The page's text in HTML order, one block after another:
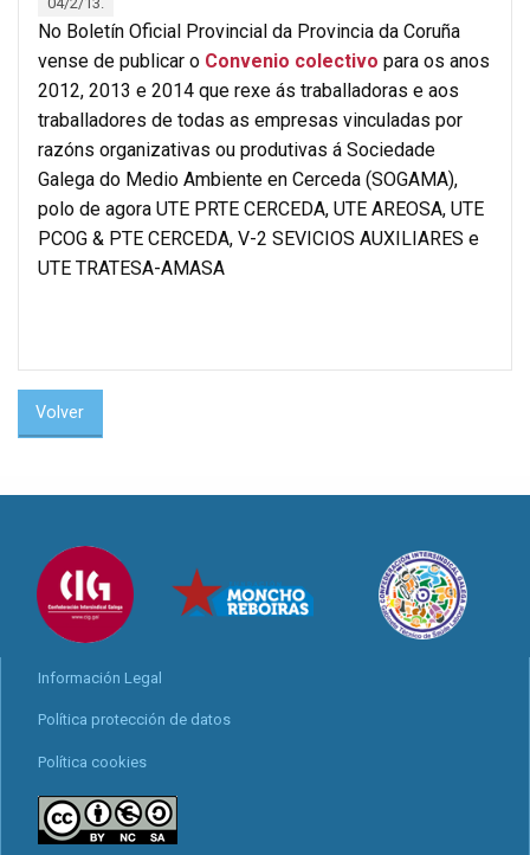
No Boletín Oficial Provincial da Provincia da Coruña
vense de publicar o Convenio colectivo para os anos
2012, 2013 e 2014 que rexe ás traballadoras e aos
traballadores de todas as empresas vinculadas por
razóns organizativas ou produtivas á Sociedade
Galega do Medio Ambiente en Cerceda (SOGAMA),
polo de agora UTE PRTE CERCEDA, UTE AREOSA, UTE
PCOG & PTE CERCEDA, V-2 SEVICIOS AUXILIARES e
UTE TRATESA-AMASA
Volver
Información Legal
Política protección de datos
Política cookies